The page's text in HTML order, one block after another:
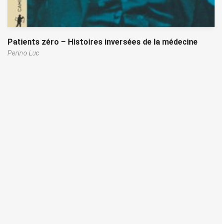
Patients zéro – Histoires inversées de la médecine
Perino Luc